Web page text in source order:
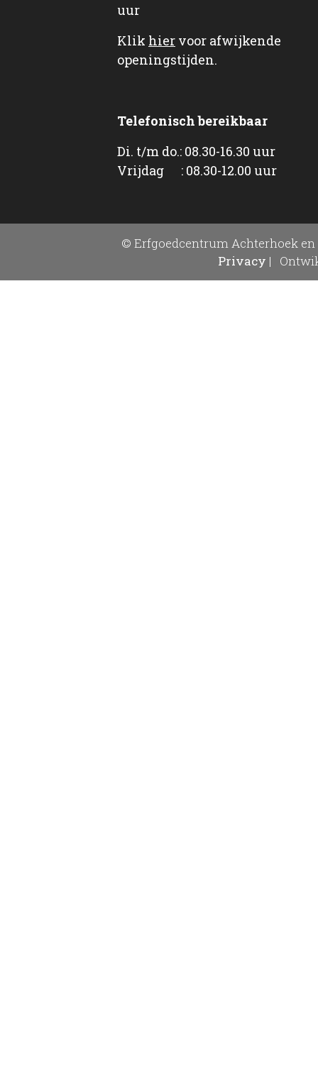
uur
Klik hier voor afwijkende
openingstijden.
Telefonisch bereikbaar
Di. t/m do.: 08.30-16.30 uur
Vrijdag : 08.30-12.00 uur
© Erfgoedcentrum Achterhoek en
Privacy |